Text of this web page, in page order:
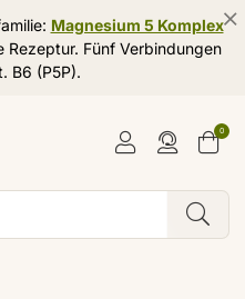
Magnesium 5 Komplex
Rezeptur. Fünf Verbindungen
B6 (P5P).
0